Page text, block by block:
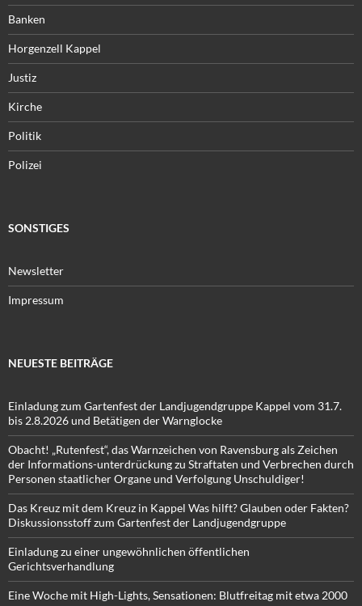
Banken
Horgenzell Kappel
Justiz
Kirche
Politik
Polizei
SONSTIGES
Newsletter
Impressum
NEUESTE BEITRÄGE
Einladung zum Gartenfest der Landjugendgruppe Kappel vom 31.7.
bis 2.8.2026 und Betätigen der Warnglocke
Obacht! „Rutenfest“, das Warnzeichen von Ravensburg als Zeichen
der Informations-unterdrückung zu Straftaten und Verbrechen durch
Personen staatlicher Organe und Verfolgung Unschuldiger!
Das Kreuz mit dem Kreuz in Kappel Was hilft? Glauben oder Fakten?
Diskussionsstoff zum Gartenfest der Landjugendgruppe
Einladung zu einer ungewöhnlichen öffentlichen
Gerichtsverhandlung
Eine Woche mit High-Lights, Sensationen: Blutfreitag mit etwa 2000